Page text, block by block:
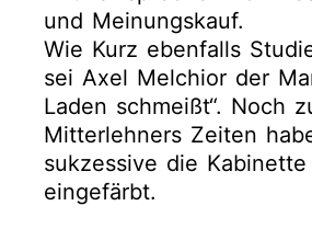
und Meinungskauf.
Wie Kurz ebenfalls
sei Axel Melchior der
Laden schmeißt“. Noch
Mitterlehners Zeiten
sukzessive die
eingefärbt.